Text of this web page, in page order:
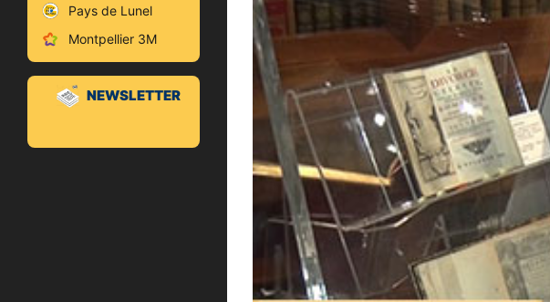
Pays de Lunel
Montpellier 3M
NEWSLETTER